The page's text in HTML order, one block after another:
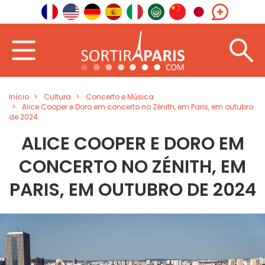
Início Cultura
Concerto e Música
Alice Cooper e Doro em concerto no Zénith, em Paris, em outubro
de 2024
ALICE COOPER E DORO EM
CONCERTO NO ZÉNITH, EM
PARIS, EM OUTUBRO DE 2024